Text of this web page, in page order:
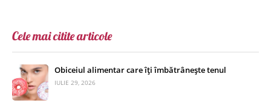
Cele mai citite articole
Obiceiul alimentar care îți îmbătrânește tenul
IULIE 29, 2026